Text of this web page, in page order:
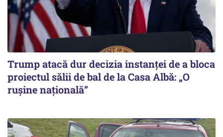
Trump atacă dur decizia instanţei de a bloca
proiectul sălii de bal de la Casa Albă: „O
ruşine naţională”